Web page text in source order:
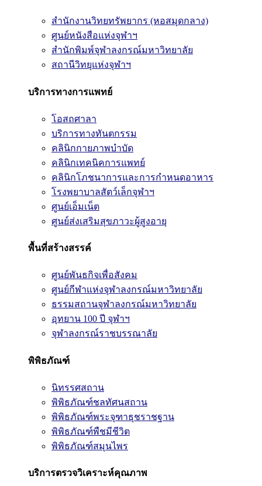
สำนักงานวิทยทรัพยากร (หอสมุดกลาง)
ศูนย์หนังสือแห่งจุฬาฯ
สำนักพิมพ์จุฬาลงกรณ์มหาวิทยาลัย
สถานีวิทยุแห่งจุฬาฯ
บริการทางการแพทย์
โอสถศาลา
บริการทางทันตกรรม
คลินิกกายภาพบำบัด
คลินิกเทคนิคการแพทย์
คลินิกโภชนาการและการกำหนดอาหาร
โรงพยาบาลสัตว์เล็กจุฬาฯ
ศูนย์เอ็มเน็ต
ศูนย์ส่งเสริมสุขภาวะผู้สูงอายุ
พื้นที่สร้างสรรค์
ศูนย์พันธกิจเพื่อสังคม
ศูนย์กีฬาแห่งจุฬาลงกรณ์มหาวิทยาลัย
ธรรมสถานจุฬาลงกรณ์มหาวิทยาลัย
อุทยาน 100 ปี จุฬาฯ
จุฬาลงกรณ์ราชบรรณาลัย
พิพิธภัณฑ์
นิทรรศสถาน
พิพิธภัณฑ์ชลทัศนสถาน
พิพิธภัณฑ์พระจุฑาธุชราชฐาน
พิพิธภัณฑ์พืชมีชีวิต
พิพิธภัณฑ์สมุนไพร
บริการตรวจวิเคราะห์คุณภาพ